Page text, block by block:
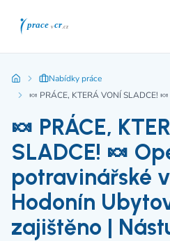
Nabídky práce
🍬 PRÁCE,
SLADCE! 🍬
potravinářské
Hodonín
zajištěno |